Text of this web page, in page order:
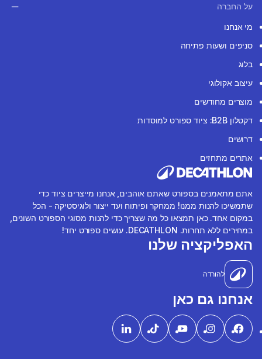
על החברה
מי אנחנו
סניפים ושעות פתיחה
בלוג
עיצוב אקולוגי
מוצרים מחודשים
דקטלון B2B: ציוד ספורט למוסדות
דרושים
אתרים מתחזים
אתם מתאמנים בספורט שאתם אוהבים, אנחנו מייצרים ציוד כדי
שתמשיכו להנות ממנו! ממחקר ופיתוח ועד ייצור ולוגיסטיקה - הכל
במקום אחד. כאן תמצאו כל מה שצריך כדי להנות מסוגי הספורט השונים,
במחירים ללא תחרות. DECATHLON. עושים ספורט יחד!
האפליקציה שלנו
להורדה
אנחנו גם כאן